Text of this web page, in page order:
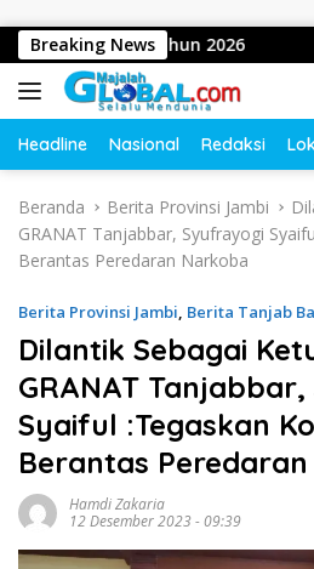
Breaking News
Tahun 2026 Kepala
Headline Nasional Redaksi
Beranda Berita Provinsi Jambi
GRANAT Tanjabbar, Syufrayogi
Berantas Peredaran Narkoba
Berita Provinsi Jambi, Berita Tanjab
Dilantik Sebagai
GRANAT
Syaiful :Tegaskan
Berantas
Hamdi Zakaria
12 Desember 2023 - 09:39